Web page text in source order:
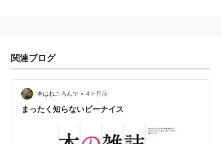
東京帝国大学文学部社会学科〔昭和２０年〕卒
戦時中、８カ月軍隊生活を送り、３度営倉に入れられ
る。
戦後、 西日本新聞社に勤務。「九州詩人」「母音」に詩
を発表。
昭和２２年共産党に入党し、労働争議で解雇される。
２９年第一詩集「大地の商人」を刊行。
関連ブログ
本はねころんで • 4ヶ月前
まったく知らないビーナイス